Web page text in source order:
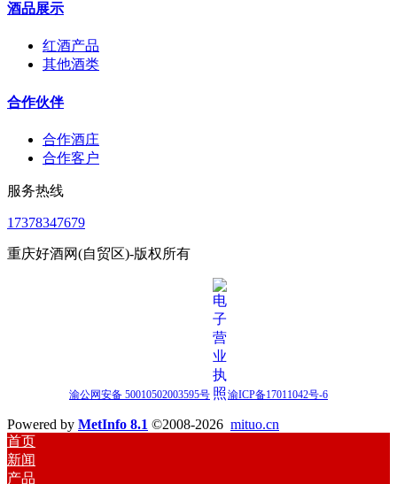
酒品展示
红酒产品
其他酒类
合作伙伴
合作酒庄
合作客户
服务热线
17378347679
重庆好酒网(自贸区)-版权所有
渝公网安备 50010502003595号 渝ICP备17011042号-6
Powered by MetInfo 8.1 ©2008-2026 mituo.cn
首页
新闻
产品